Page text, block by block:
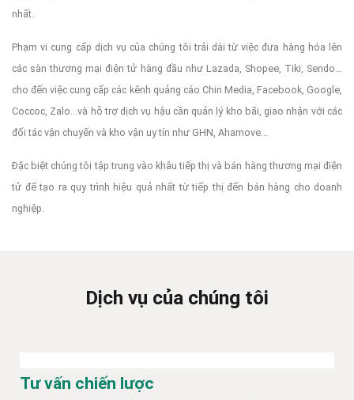
nhất.
Phạm vi cung cấp dịch vụ của chúng tôi trải dài từ việc đưa hàng hóa lên
các sàn thương mại điện tử hàng đầu như Lazada, Shopee, Tiki, Sendo...
cho đến việc cung cấp các kênh quảng cáo Chin Media, Facebook, Google,
Coccoc, Zalo...và hỗ trợ dịch vụ hậu cần quản lý kho bãi, giao nhận với các
đối tác vận chuyển và kho vận uy tín như GHN, Ahamove...
Đặc biệt chúng tôi tập trung vào khâu tiếp thị và bán hàng thương mại điện
tử để tạo ra quy trình hiệu quả nhất từ tiếp thị đến bán hàng cho doanh
nghiệp.
Dịch vụ của chúng tôi
Tư vấn chiến lược